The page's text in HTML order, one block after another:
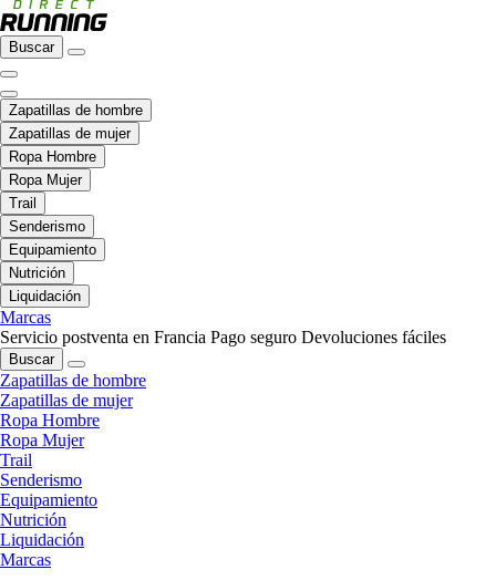
Buscar
Zapatillas de hombre
Zapatillas de mujer
Ropa Hombre
Ropa Mujer
Trail
Senderismo
Equipamiento
Nutrición
Liquidación
Marcas
Servicio postventa en Francia Pago seguro Devoluciones fáciles
Buscar
Zapatillas de hombre
Zapatillas de mujer
Ropa Hombre
Ropa Mujer
Trail
Senderismo
Equipamiento
Nutrición
Liquidación
Marcas